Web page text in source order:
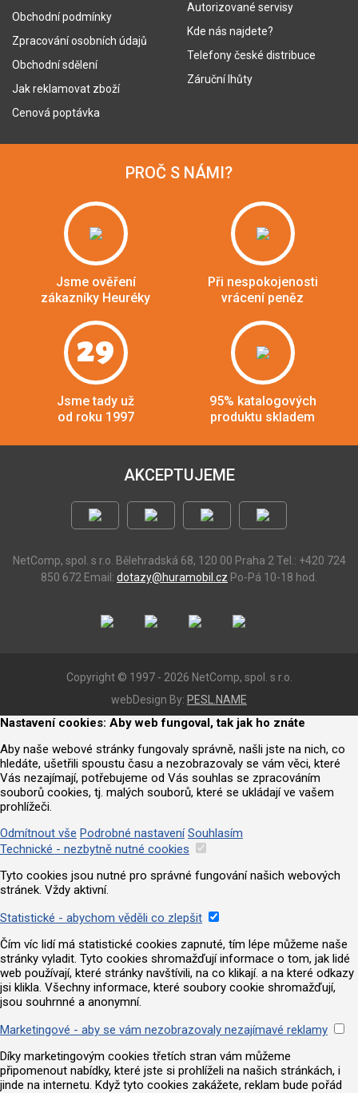
Obchodní podmínky
Zpracování osobních údajů
Obchodní sdělení
Jak reklamovat zboží
Cenová poptávka
Autorizované servisy
Kde nás najdete?
Telefony české distribuce
Záruční lhůty
PROČ S NÁMI?
Jsme ověření
zákazníky Heuréky
Při nespokojenosti
vrácení peněz
29
Jsme tady už
od roku 1997
95% katalogových
produktu skladem
AKCEPTUJEME
NetComp, spol. s r.o. Bělehradská 68, 120 00 Praha 2 Tel.: +420 724
850 672 Email: dotazy@huramobil.cz Po-Pá 10-18 hod.
Copyright © 1997 - 2026 NetComp, spol. s r.o.
webDesign By: PESL.NAME
Nastavení cookies: Aby web fungoval, tak jak ho znáte
Aby naše webové stránky fungovaly správně, našli jste na nich, co
hledáte, ušetřili spoustu času a nezobrazovaly se vám věci, které
Vás nezajímají, potřebujeme od Vás souhlas se zpracováním
souborů cookies, tj. malých souborů, které se ukládají ve vašem
prohlížeči.
Odmítnout vše Podrobné nastavení Souhlasím
Technické - nezbytně nutné cookies
Tyto cookies jsou nutné pro správné fungování našich webových
stránek. Vždy aktivní.
Statistické - abychom věděli co zlepšit
Čím víc lidí má statistické cookies zapnuté, tím lépe můžeme naše
stránky vyladit. Tyto cookies shromažďují informace o tom, jak lidé
web používají, které stránky navštívili, na co klikají. a na které odkazy
jsi klikla. Všechny informace, které soubory cookie shromažďují,
jsou souhrnné a anonymní.
Marketingové - aby se vám nezobrazovaly nezajímavé reklamy
Díky marketingovým cookies třetích stran vám můžeme
připomenout nabídky, které jste si prohlíželi na našich stránkách, i
jinde na internetu. Když tyto cookies zakážete, reklam bude pořád